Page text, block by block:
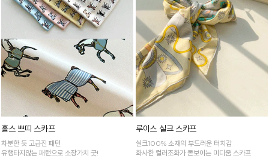
홀스 쁘띠 스카프
차분한 듯 고급진 패턴
유행타지않는 패턴으로 소장가치 굿!
루이스 실크 스카프
실크100% 소재의 부드러운 터치감
화사한 컬러조화가 돋보이는 미디움 스카프